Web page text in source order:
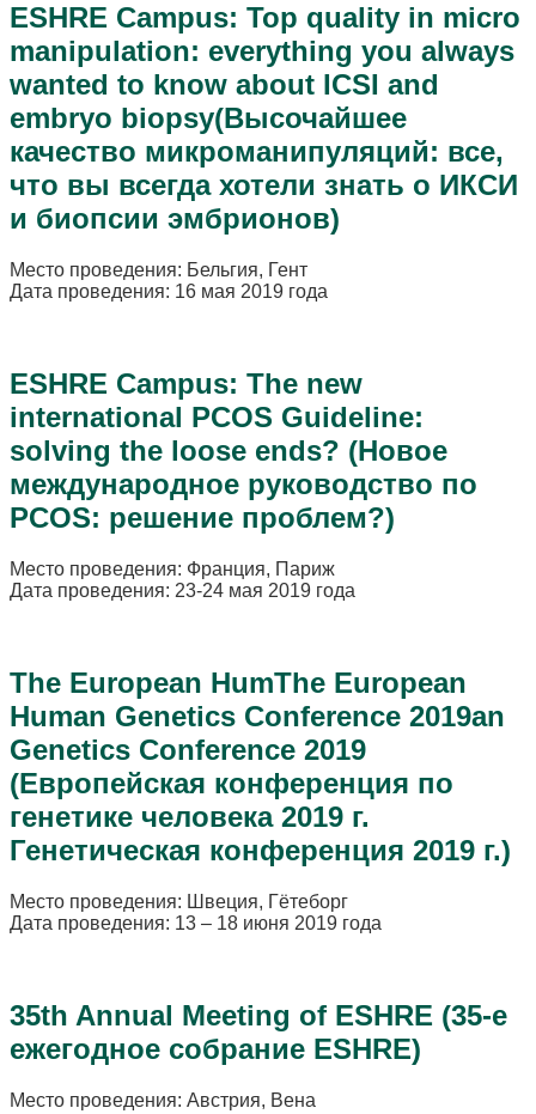
ESHRE Campus: Top quality in micro
manipulation: everything you always
wanted to know about ICSI and
embryo biopsy(Высочайшее
качество микроманипуляций: все,
что вы всегда хотели знать о ИКСИ
и биопсии эмбрионов)
Место проведения: Бельгия, Гент
Дата проведения: 16 мая 2019 года
ESHRE Campus: The new
international PCOS Guideline:
solving the loose ends? (Новое
международное руководство по
PCOS: решение проблем?)
Место проведения: Франция, Париж
Дата проведения: 23-24 мая 2019 года
The European HumThe European
Human Genetics Conference 2019an
Genetics Conference 2019
(Европейская конференция по
генетике человека 2019 г.
Генетическая конференция 2019 г.)
Место проведения: Швеция, Гётеборг
Дата проведения: 13 – 18 июня 2019 года
35th Annual Meeting of ESHRE (35-е
ежегодное собрание ESHRE)
Место проведения: Австрия, Вена